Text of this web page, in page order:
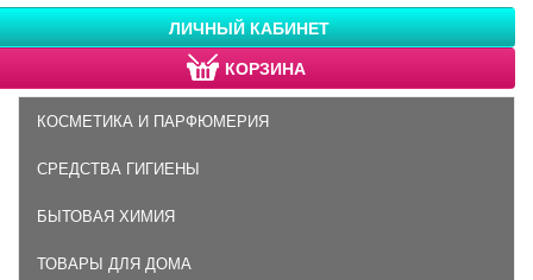
ЛИЧНЫЙ КАБИНЕТ
КОРЗИНА
КОСМЕТИКА И ПАРФЮМЕРИЯ
СРЕДСТВА ГИГИЕНЫ
БЫТОВАЯ ХИМИЯ
ТОВАРЫ ДЛЯ ДОМА